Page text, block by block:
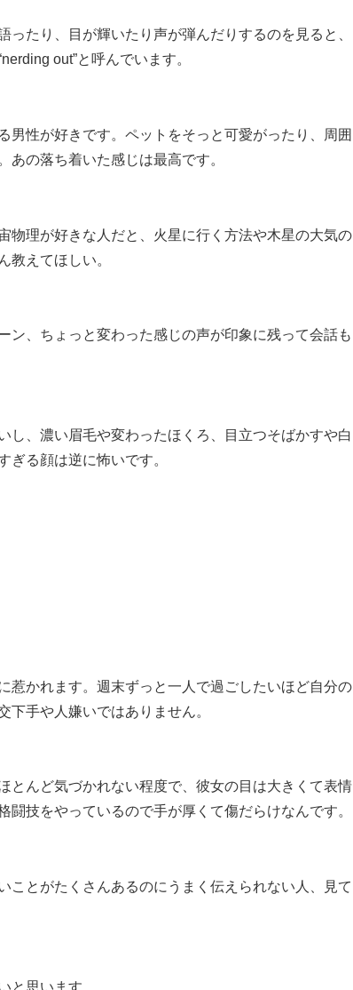
たり、目が輝いたり声が弾んだりするのを見ると、
out”と呼んでいます。
男性が好きです。ペットをそっと可愛がったり、周囲
の落ち着いた感じは最高です。
物理が好きな人だと、火星に行く方法や木星の大気の
教えてほしい。
、ちょっと変わった感じの声が印象に残って会話も
、濃い眉毛や変わったほくろ、目立つそばかすや白
ぎる顔は逆に怖いです。
惹かれます。週末ずっと一人で過ごしたいほど自分の
手や人嫌いではありません。
とんど気づかれない程度で、彼女の目は大きくて表情
技をやっているので手が厚くて傷だらけなんです。
とがたくさんあるのにうまく伝えられない人、見て
と思います。